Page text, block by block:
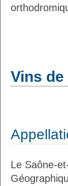
Vins de
Le Saône-